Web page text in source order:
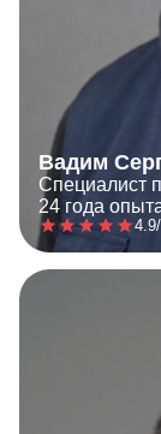
Вадим
Специалист
24 года